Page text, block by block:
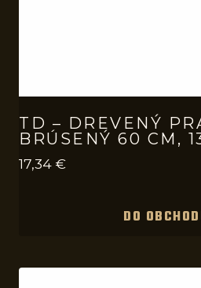
TD – DREVENÝ
BRÚSENÝ 60 CM,
17,34 €
DO